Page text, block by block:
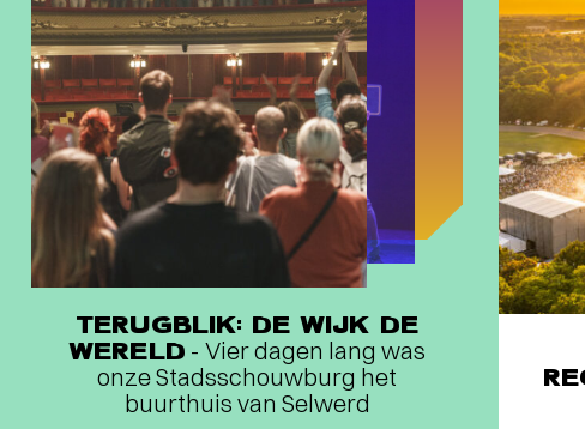
TERUGBLIK: DE WIJK DE
WERELD - Vier dagen lang was
onze Stadsschouwburg het
buurthuis van Selwerd